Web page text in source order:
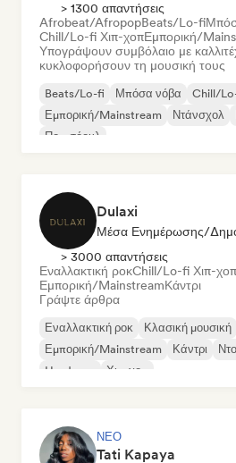
> 1300 απαντήσεις
Afrobeat/AfropopBeats/Lo-fi
Chill/Lo-fi Χιπ-χοπΕμπορική/
Υπογράψουν συμβόλαιο με
κυκλοφορήσουν τη μουσική τους
Beats/Lo-fi Μπόσα νόβα
Chill/
Εμπορική/Mainstream
Ντάνσχολ
Ποπ σόουλ
Dulaxi
Μέσα Ενημέρωσης/
> 3000 απαντήσεις
Εναλλακτική ροκChill/Lo-fi Χιπ-χοπ
Εμπορική/MainstreamΚάντρι
Γράψτε άρθρα
Εναλλακτική ροκ
Κλασική μουσική
Εμπορική/Mainstream
Κάντρι
Hardcore
Χιπ-χοπ
ΝΈΟ
Tati Kapaya